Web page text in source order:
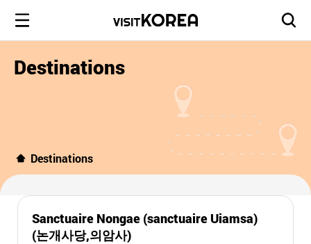
Destinations
Destinations
Sanctuaire Nongae (sanctuaire Uiamsa)
(논개사당,의암사)